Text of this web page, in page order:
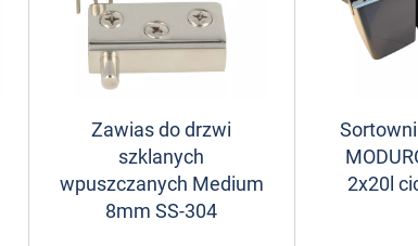
Zawias do drzwi
szklanych
wpuszczanych Medium
8mm SS-304
2x20l